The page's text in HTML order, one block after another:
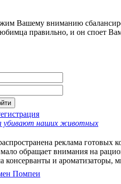
Вашему вниманию
правильно, и он споет
убивают наших животных
реклама готовых
обращает внимания на
консерванты и ароматизаторы,
Помпеи